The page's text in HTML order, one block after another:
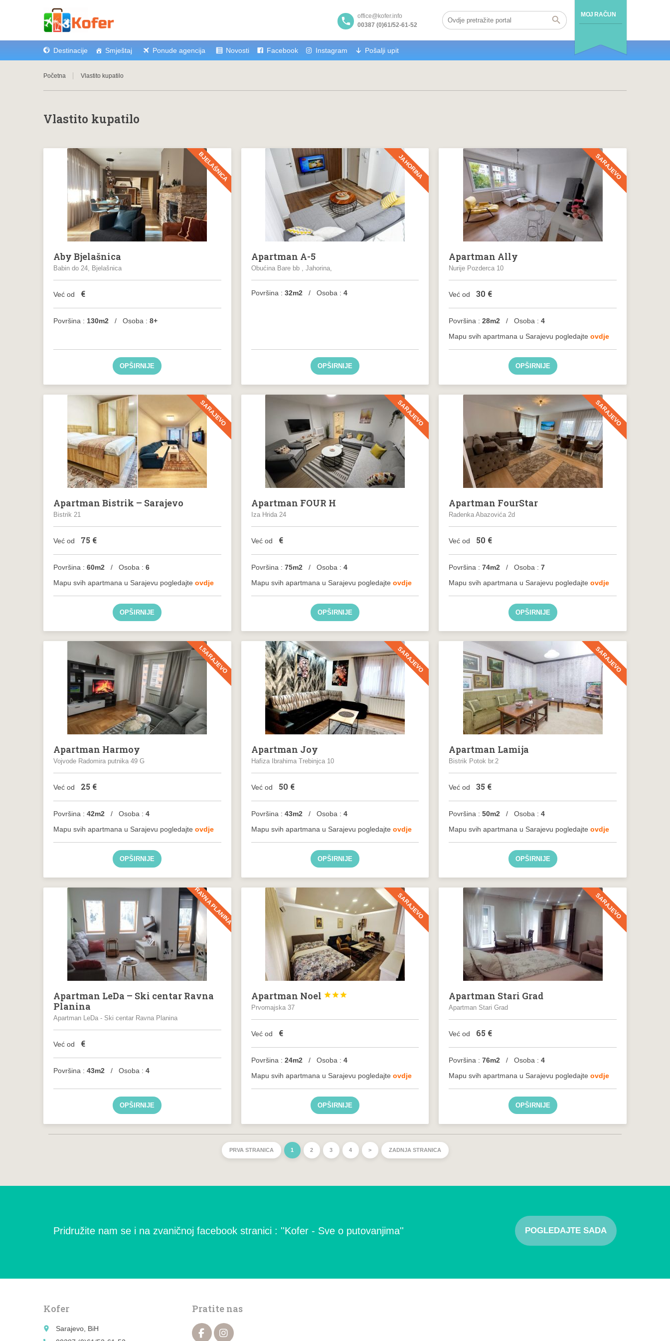
MOJ RAČUN
office@kofer.info
00387 (0)61/52-61-52
Destinacije Smještaj Ponude agencija Novosti Facebook Instagram Pošalji upit
Početna Vlastito kupatilo
Vlastito kupatilo
BJELAŠNICA
Aby Bjelašnica
Babin do 24, Bjelašnica
Već od €
Površina : 130m2 / Osoba : 8+
OPŠIRNIJE
JAHORINA
Apartman A-5
Obućina Bare bb , Jahorina,
Površina : 32m2/ Osoba : 4
OPŠIRNIJE
SARAJEVO
Apartman Ally
Nurije Pozderca 10
Već od 30 €
Površina : 28m2 / Osoba :4
Mapu svih apartmana u Sarajevu pogledajteovdje
OPŠIRNIJE
SARAJEVO
Apartman Bistrik – Sarajevo
Bistrik 21
Već od 75 €
Površina : 60m2 / Osoba : 6
Mapu svih apartmana u Sarajevu pogledajte ovdje
OPŠIRNIJE
SARAJEVO
Apartman FOUR H
Iza Hrida 24
Već od €
Površina : 75m2 / Osoba : 4
Mapu svih apartmana u Sarajevu pogledajte ovdje
OPŠIRNIJE
SARAJEVO
Apartman FourStar
Radenka Abazovića 2d
Već od 50 €
Površina : 74m2 / Osoba :7
Mapu svih apartmana u Sarajevu pogledajteovdje
OPŠIRNIJE
I.SARAJEVO
Apartman Harmoy
Vojvode Radomira putnika 49 G
Već od 25 €
Površina : 42m2 / Osoba : 4
Mapu svih apartmana u Sarajevu pogledajte ovdje
OPŠIRNIJE
SARAJEVO
Apartman Joy
Hafiza Ibrahima Trebinjca 10
Već od 50 €
Površina : 43m2 / Osoba : 4
Mapu svih apartmana u Sarajevu pogledajte ovdje
OPŠIRNIJE
SARAJEVO
Apartman Lamija
Bistrik Potok br.2
Već od 35 €
Površina :50m2 / Osoba :4
Mapu svih apartmana u Sarajevu pogledajteovdje
OPŠIRNIJE
RAVNA PLANINA
Apartman LeDa – Ski centar Ravna
Planina
Apartman LeDa - Ski centar Ravna Planina
Već od €
Površina : 43m2 / Osoba : 4
OPŠIRNIJE
SARAJEVO
Apartman Noel 


Prvomajska 37
Već od €
Površina : 24m2/ Osoba : 4
Mapu svih apartmana u Sarajevu pogledajte ovdje
OPŠIRNIJE
SARAJEVO
Apartman Stari Grad
Apartman Stari Grad
Već od 65 €
Površina :76m2 / Osoba : 4
Mapu svih apartmana u Sarajevu pogledajteovdje
OPŠIRNIJE
PRVA STRANICA 1 2 3 4 > ZADNJA STRANICA
Pridružite nam se i na zvaničnoj facebook stranici : ''Kofer - Sve o putovanjima'' POGLEDAJTE SADA
Kofer
place
Sarajevo, BiH
Pratite nas